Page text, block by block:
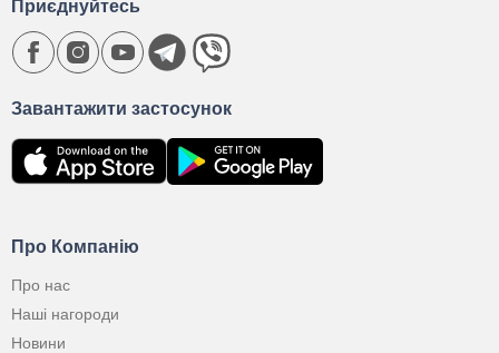
Про Компанію
Про нас
Наші нагороди
Новини
Завантажити застосунок
Приєднуйтесь